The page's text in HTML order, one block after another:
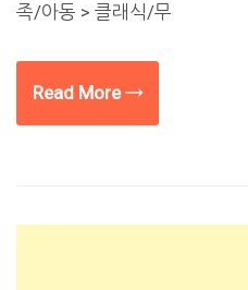
족/아동 > 클래식/무
Read More →